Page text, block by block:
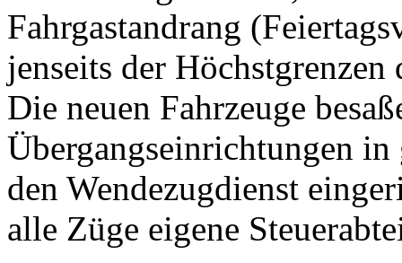
Fahrgastandrang
jenseits der
Die neuen Fahrzeuge
Übergangseinrichtungen
den Wendezugdienst
alle Züge eigene